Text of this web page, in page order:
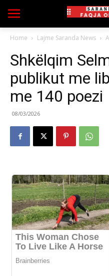
Home Lajme Saranda News
Shkëlqim
publikut me
me 140 poezi
08/03/2026